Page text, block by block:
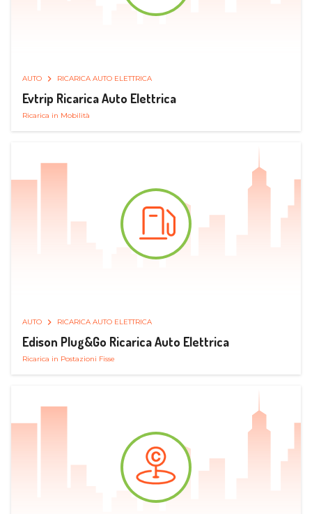
AUTO RICARICA AUTO ELETTRICA
Evtrip Ricarica Auto Elettrica
Ricarica in Mobilità
AUTO RICARICA AUTO ELETTRICA
Edison Plug&Go Ricarica Auto Elettrica
Ricarica in Postazioni Fisse